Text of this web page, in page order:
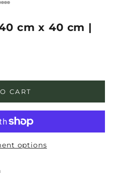
to item 1
to item 2
Go to item 3
Go to item 4
Go to item 5
cm x 40 cm |
CART
options